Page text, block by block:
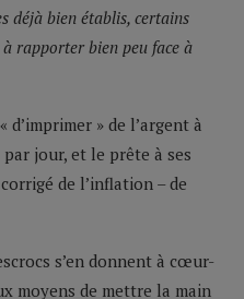
déjà bien établis, certains
rapporter bien peu face à
» de l’argent à
par jour, et le prête à ses
de l’inflation – de
s’en donnent à cœur-
moyens de mettre la main